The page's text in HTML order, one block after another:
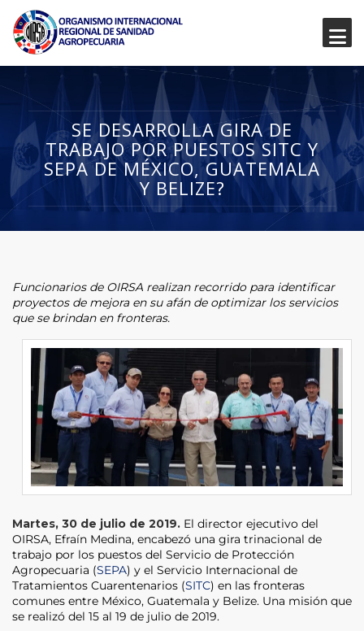
SE DESARROLLA GIRA DE
TRABAJO POR PUESTOS SITC Y
SEPA DE MÉXICO, GUATEMALA
Y BELIZE?
Funcionarios de OIRSA realizan recorrido para identificar
proyectos de mejora en su afán de optimizar los servicios
que se brindan en fronteras.
Martes, 30 de julio de 2019. El director ejecutivo del
OIRSA, Efraín Medina, encabezó una gira trinacional de
trabajo por los puestos del Servicio de Protección
Agropecuaria (SEPA) y el Servicio Internacional de
Tratamientos Cuarentenarios (SITC) en las fronteras
comunes entre México, Guatemala y Belize. Una misión que
se realizó del 15 al 19 de julio de 2019.